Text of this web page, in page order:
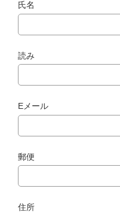
氏名
読み
Eメール
郵便
住所